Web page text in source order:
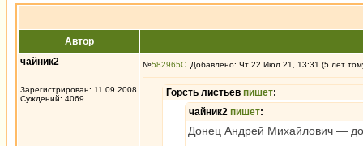
Автор
чайник2
Зарегистрирован: 11.09.2008
Суждений: 4069
№582965 Добавлено: Чт 22 Июл 21, 13:31 (5 лет
Горсть листьев пишет:
чайник2 пишет:
Донец Андрей Михайлович —